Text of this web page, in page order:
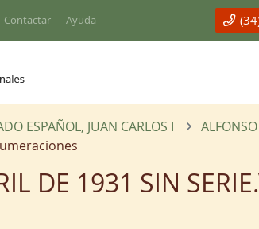
Contactar Ayuda
ESPAÑOL, JUAN CARLOS I
DE 1931 SIN